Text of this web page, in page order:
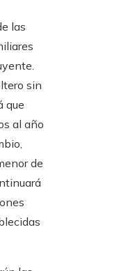
las
sin
que
al año
de